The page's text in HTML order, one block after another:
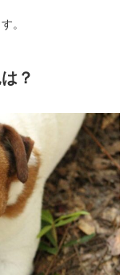
。
？